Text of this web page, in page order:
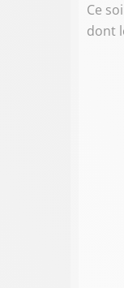
Ce
dont